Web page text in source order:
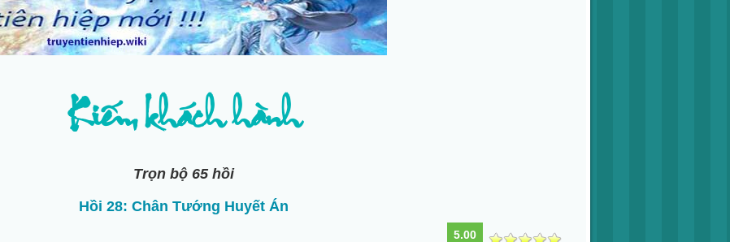
Kiếm khách hành
Trọn bộ 65 hồi
Hồi 28: Chân Tướng Huyết Án
5.00